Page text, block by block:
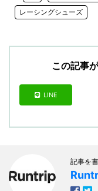
レーシングシューズ
この記事
LINE
記事を